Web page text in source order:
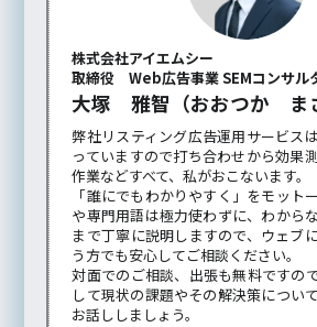
株式会社アイエムシー
取締役 Web広告事業 SEMコンサル
大塚 雅智（おおつか ま
弊社リスティング広告運用サービス
っていますので打ち合わせから効果
作業などすべて、私がおこないます。
「誰にでもわかりやすく」をモット
や専門用語は極力使わずに、わから
まで丁寧に説明しますので、ウェブ
う方でも安心してご相談ください。
対面でのご相談、出張も無料ですの
して現状の課題やその解決策につい
お話ししましょう。